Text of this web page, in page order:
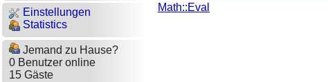
Einstellungen
Statistics
Jemand zu Hause?
0 Benutzer online
15 Gäste
Math::Eval